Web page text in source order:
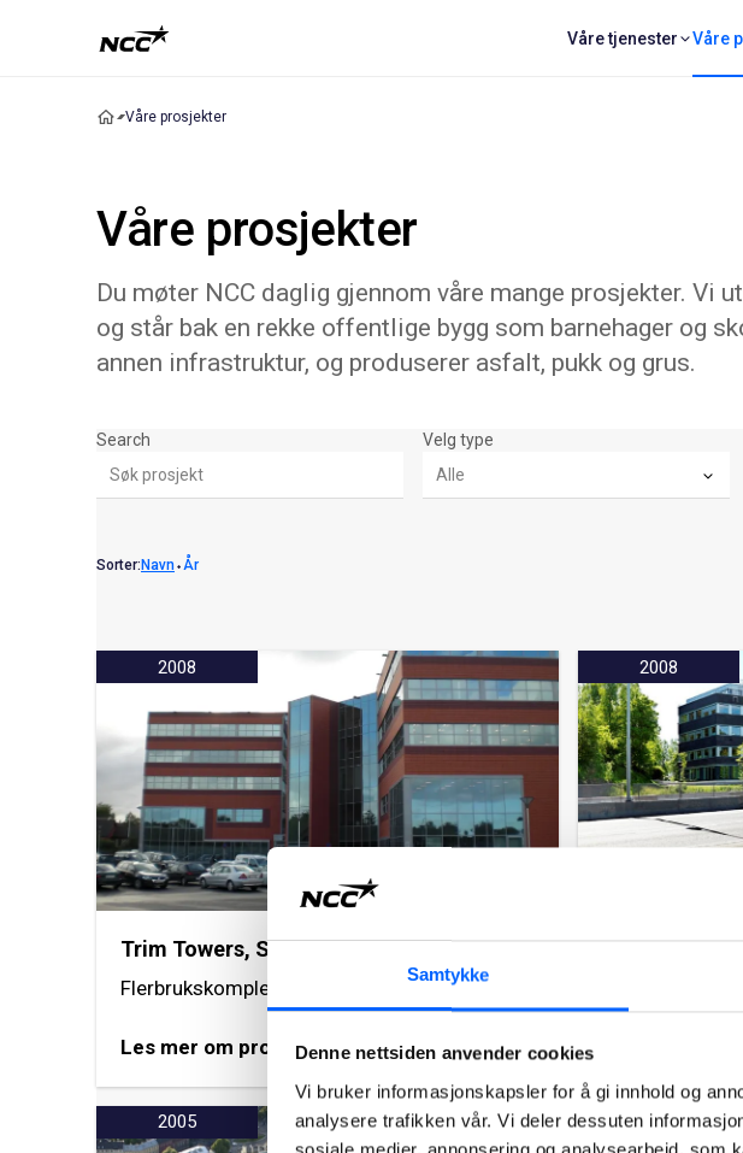
Samtykke
Denne nettsiden anvender cookies
Vi bruker informasjonskapsler for å gi innhold og
analysere trafikken vår. Vi deler dessuten
Våre tjenester Våre
Våre prosjekter
Våre prosjekter
Du møter NCC daglig gjennom våre mange prosjekter. Vi
og står bak en rekke offentlige bygg som barnehager og
annen infrastruktur, og produserer asfalt, pukk og grus.
Søk & Filter
Search Velg type
Sorter: Navn⬩År
2008
Trim Towers, Stavanger
Flerbrukskompleks i Stavanger-regionen
Les mer om prosjektet
2008
Lysaker
Lysaker Nova
2005